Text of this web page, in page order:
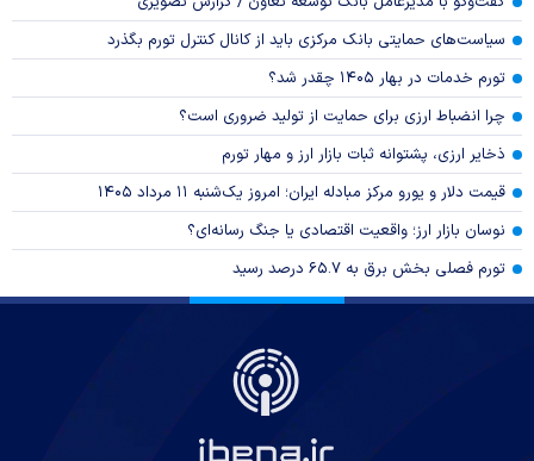
سیاست‌های حمایتی بانک مرکزی باید از کانال کنترل تورم بگذرد
تورم خدمات در بهار ۱۴۰۵ چقدر شد؟
چرا انضباط ارزی برای حمایت از تولید ضروری است؟
ذخایر ارزی، پشتوانه ثبات بازار ارز و مهار تورم
قیمت دلار و یورو مرکز مبادله ایران؛ امروز یک‌شنبه ۱۱ مرداد ۱۴۰۵
نوسان بازار ارز؛ واقعیت اقتصادی یا جنگ رسانه‌ای؟
تورم فصلی بخش برق به ۶۵.۷ درصد رسید